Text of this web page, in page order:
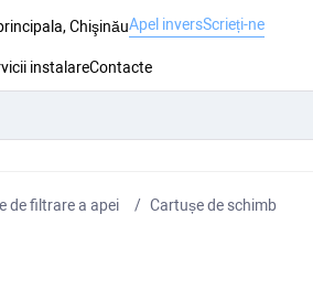
ChişinăuApel inversScrieți-ne
instalareContacte
de filtrare a apei Cartușe de schimb